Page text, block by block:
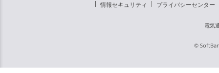
情報セキュリティ プライバシーセンター
電気
©